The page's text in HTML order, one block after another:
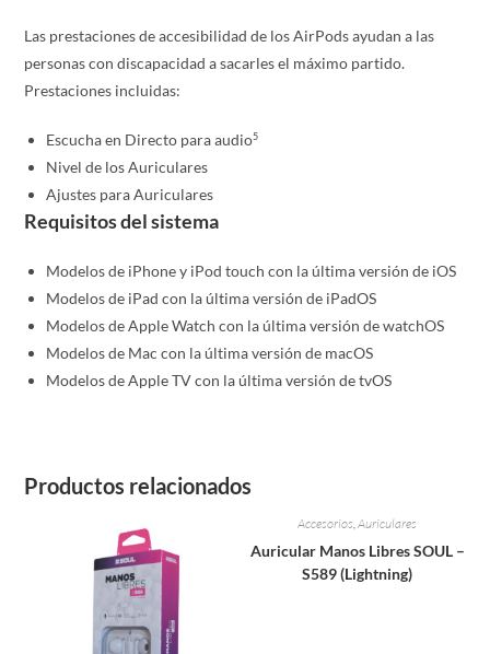
Las prestaciones de accesibilidad de los AirPods ayudan a las
personas con discapacidad a sacarles el máximo partido.
Prestaciones incluidas:
Escucha en Directo para audio5
Nivel de los Auriculares
Ajustes para Auriculares
Requisitos del sistema
Modelos de iPhone y iPod touch con la última versión de iOS
Modelos de iPad con la última versión de iPadOS
Modelos de Apple Watch con la última versión de watchOS
Modelos de Mac con la última versión de macOS
Modelos de Apple TV con la última versión de tvOS
Productos relacionados
Accesorios,Auriculares
Auricular Manos Libres SOUL –
S589 (Lightning)